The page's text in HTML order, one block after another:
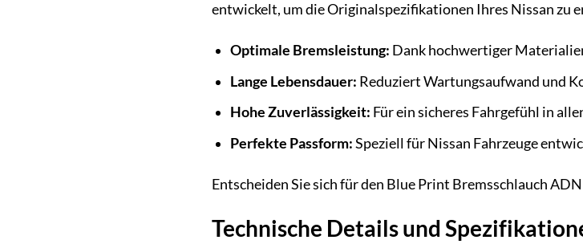
entwickelt, um die Originalspezifikationen Ihres Nissan zu
Optimale Bremsleistung: Dank hochwertiger
Lange Lebensdauer: Reduziert Wartungsaufwand und
Hohe Zuverlässigkeit: Für ein sicheres Fahrgefühl in
Perfekte Passform:Speziell für Nissan Fahrzeuge
Entscheiden Sie sich für den Blue Print Bremsschlauch
Technische Details und